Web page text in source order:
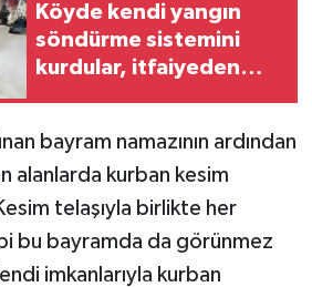
Köyde kendi yangın
söndürme sistemini
kurdular, itfaiyeden
bayram namazının ardından
alanlarda kurban kesim
telaşıyla birlikte her
bu bayramda da görünmez
imkanlarıyla kurban